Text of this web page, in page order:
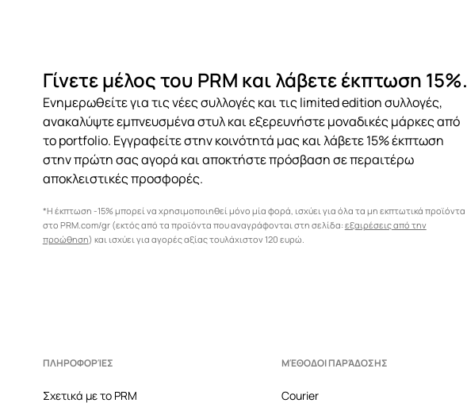
Γίνετε μέλος του PRM και λάβετε έκπτωση 15%.
Ενημερωθείτε για τις νέες συλλογές και τις limited edition συλλογές,
ανακαλύψτε εμπνευσμένα στυλ και εξερευνήστε μοναδικές μάρκες από
το portfolio. Εγγραφείτε στην κοινότητά μας και λάβετε 15% έκπτωση
στην πρώτη σας αγορά και αποκτήστε πρόσβαση σε περαιτέρω
αποκλειστικές προσφορές.
*Η έκπτωση -15% μπορεί να χρησιμοποιηθεί μόνο μία φορά, ισχύει για όλα τα μη εκπτωτικά προϊόντα
στο PRM.com/gr (εκτός από τα προϊόντα που αναγράφονται στη σελίδα: εξαιρέσεις από την
προώθηση) και ισχύει για αγορές αξίας τουλάχιστον 120 ευρώ.
ΠΛΗΡΟΦΟΡΊΕΣ
Σχετικά με το PRM
ΜΈΘΟΔΟΙ ΠΑΡΆΔΟΣΗΣ
Courier